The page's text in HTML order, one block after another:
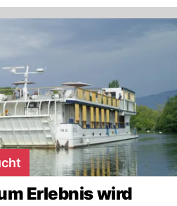
Erlebnis wird